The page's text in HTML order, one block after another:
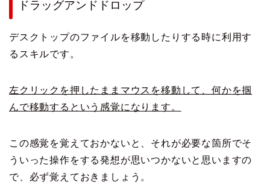
ドラッグアンドドロップ
デスクトップのファイルを移動したりする時に利用す
るスキルです。
左クリックを押したままマウスを移動して、何かを掴
んで移動するという感覚になります。
この感覚を覚えておかないと、それが必要な箇所でそ
ういった操作をする発想が思いつかないと思いますの
で、必ず覚えておきましょう。